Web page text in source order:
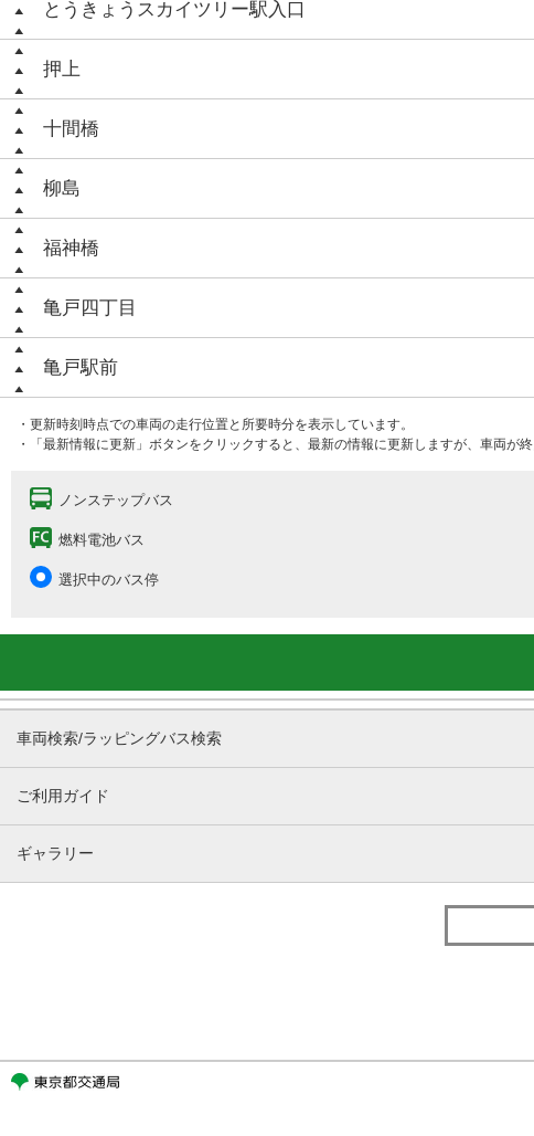
とうきょうスカイツリー駅入口
押上
十間橋
柳島
福神橋
亀戸四丁目
亀戸駅前
・更新時刻時点での車両の走行位置と所要時分を表示しています。
・「最新情報に更新」ボタンをクリックすると、最新の情報に更新しますが、車両が
ノンステップバス
燃料電池バス
選択中のバス停
車両検索/ラッピングバス検索
ご利用ガイド
ギャラリー